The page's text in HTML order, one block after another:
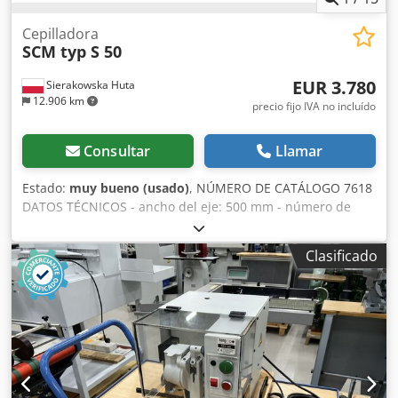
Sierakowska Huta
12.906 km
Cepilladora
SCM typ S 50
EUR 3.780
precio fijo IVA no incluído
Consultar Llamar
Estado: muy bueno (usado), NÚMERO DE CATÁLOGO 7618
DATOS TÉCNICOS - ancho del eje: 500 mm - número de
cuchillas: 4 uds - grosor máximo de la pieza: 230 mm Parte
superior: - garras de retención - eje de alimentación
dentado, tractor, giratorio, secuencial - rodillos de presión
- eje cepillador - rodillo de presión - eje de salida de
alimentación liso Parte inferior: - 2 rodillos deslizantes en
la mesa Dodpfx Aszkg T Nskvekr - motor: 5,5 kW - elevación
manual de la mesa - 2 velocidades de avance: 7,5; 13
m/min - diámetro de la boca de aspiración: 160 mm -
dimensiones (largo/ancho/alto): 1100x1000x1200 mm -
peso: 600 kg VENTAJAS – fabricación italiana – sin repintar
Clasificado